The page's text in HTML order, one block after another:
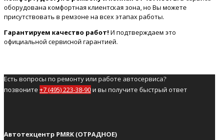
оборудована комфортная клиентская зона, но Вы можете
присутствовать в ремзоне на всех этапах работы.
Гарантируем качество работ! И подтверждаем это
официальной сервисной гарантией.
Есть вопросы по ремонту или работе автосервиса?
позвоните +7 (495) 223-38-90и вы получите быстрый ответ
Автотехцентр PMRK (ОТРАДНОЕ)